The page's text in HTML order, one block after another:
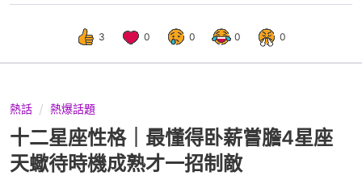
3 0 0 0 0
熱話 熱爆話題
十二星座性格｜最懂得卧薪嘗膽4星座
天蠍待時機成熟才一招制敵